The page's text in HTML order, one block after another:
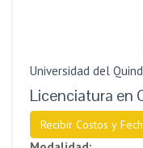
Universidad del
Licenciatura en
Recibir Costos y